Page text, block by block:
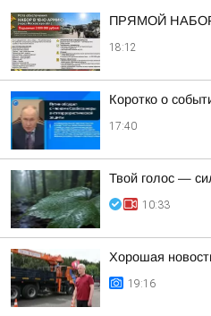
ПРЯМОЙ
18:12
Коротко о
17:40
Твой голос —
10:33
Хорошая
19:16